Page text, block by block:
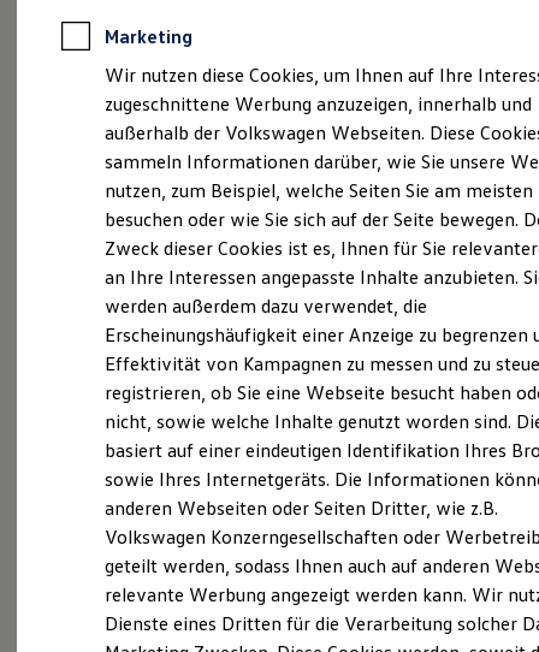
Anpfiff zum Gewinn
Elektroautos
ID. Tutorials
Elektrofahrzeugkonzepte
Reichweite
Reichweite der ID. Modelle
Reichweite im Winter
Laden
Laden unterwegs
Laden Zuhause
Ladezeitensimulator
Batterie
Sicherheit
Garantie und Lebensdauer
Nachhaltigkeit
Technologie
Kosten und Kauf
Verbrauchskosten
Kaufoptionen
E-Auto-Förderung
Software und Konnektivität
Die ID. Software 6
ID. Software Versionen und Updates
Digitale Extras
Schnittstellen zu Ihrem ID.
Impressum & Rechtliches)
Probefahrt vereinbaren
Fahrzeugangebot anfordern
Serviceanfrage stellen
Marketing
Wir nutzen diese Cookies, um Ihnen auf Ihre
zugeschnittene Werbung anzuzeigen, innerhalb und
außerhalb der Volkswagen Webseiten. Diese
sammeln Informationen darüber, wie Sie unsere
nutzen, zum Beispiel, welche Seiten Sie am meisten
besuchen oder wie Sie sich auf der Seite bewegen.
Zweck dieser Cookies ist es, Ihnen für Sie
an Ihre Interessen angepasste Inhalte anzubieten.
werden außerdem dazu verwendet, die
Erscheinungshäufigkeit einer Anzeige zu begrenzen
Effektivität von Kampagnen zu messen und zu
registrieren, ob Sie eine Webseite besucht haben
nicht, sowie welche Inhalte genutzt worden sind.
basiert auf einer eindeutigen Identifikation Ihres
sowie Ihres Internetgeräts. Die Informationen
anderen Webseiten oder Seiten Dritter, wie z.B.
Volkswagen Konzerngesellschaften oder
geteilt werden, sodass Ihnen auch auf anderen
relevante Werbung angezeigt werden kann. Wir
Dienste eines Dritten für die Verarbeitung solcher